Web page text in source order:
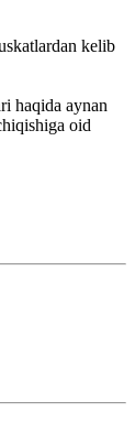
kelib
haqida aynan
oid